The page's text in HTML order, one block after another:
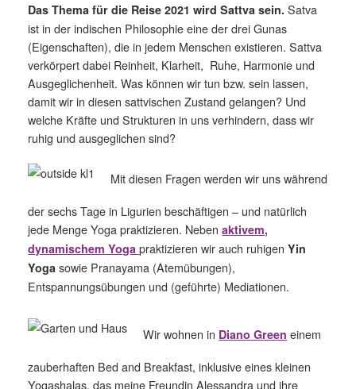
Das Thema für die Reise 2021 wird Sattva sein.Satva
ist in der indischen Philosophie eine der drei Gunas
(Eigenschaften), die in jedem Menschen existieren. Sattva
verkörpert dabei Reinheit, Klarheit, Ruhe, Harmonie und
Ausgeglichenheit. Was können wir tun bzw. sein lassen,
damit wir in diesen sattvischen Zustand gelangen? Und
welche Kräfte und Strukturen in uns verhindern, dass wir
ruhig und ausgeglichen sind?
Mit diesen Fragen werden wir uns während
der sechs Tage in Ligurien beschäftigen – und natürlich
jede Menge Yoga praktizieren. Nebenaktivem,
dynamischem Yogapraktizieren wir auch ruhigen Yin
Yoga sowie Pranayama (Atemübungen),
Entspannungsübungen und (geführte) Mediationen.
Wir wohnen in Diano Green einem
zauberhaften Bed and Breakfast, inklusive eines kleinen
Yogashalas, das meine Freundin Alessandra und ihre